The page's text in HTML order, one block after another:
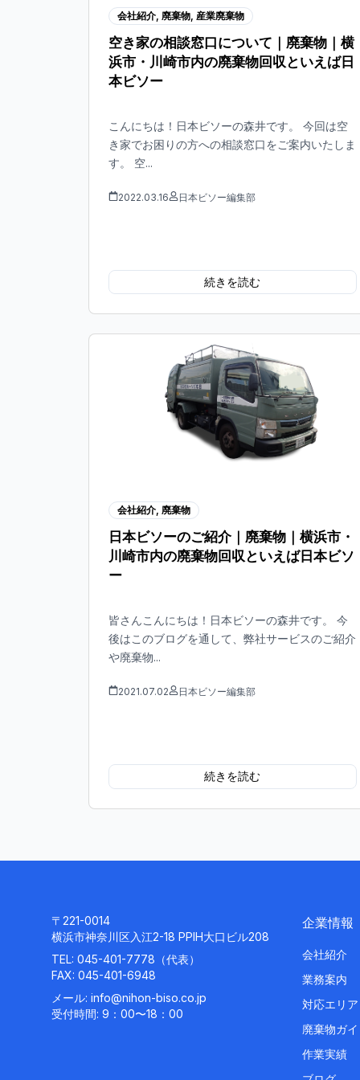
会社紹介, 廃棄物, 産業廃棄物
空き家の相談窓口について｜廃棄物｜横
浜市・川崎市内の廃棄物回収といえば日
本ビソー
こんにちは！日本ビソーの森井です。 今回は空
き家でお困りの方への相談窓口をご案内いたしま
す。 空...
2022.03.16 日本ビソー編集部
続きを読む
会社紹介, 廃棄物
日本ビソーのご紹介｜廃棄物｜横浜市・
川崎市内の廃棄物回収といえば日本ビソ
ー
皆さんこんにちは！日本ビソーの森井です。 今
後はこのブログを通して、弊社サービスのご紹介
や廃棄物...
2021.07.02 日本ビソー編集部
続きを読む
〒221-0014
横浜市神奈川区入江2-18 PPIH大口ビル208
TEL: 045-401-7778 （代表）
FAX: 045-401-6948
メール: info@nihon-biso.co.jp
受付時間: 9：00〜18：00
企業情報
会社紹介
業務案内
対応エリア
廃棄物ガ
作業実績